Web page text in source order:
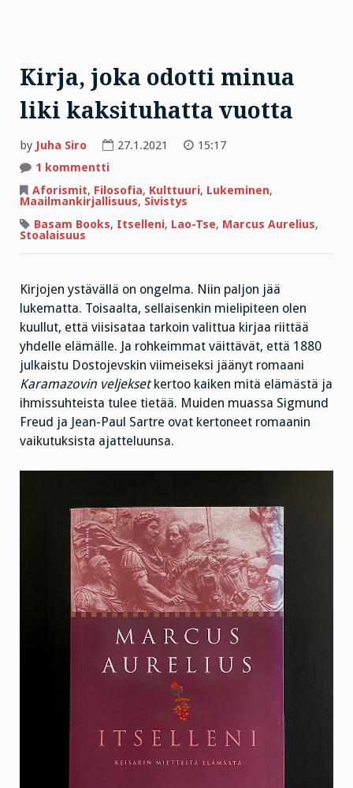
Kirja, joka odotti minua
liki kaksituhatta vuotta
by Juha Siro 27.1.2021
15:17
1 kommenttiartikkeliin
joka
odotti
minua
liki
kaksituhatta
Aforismit, Filosofia, Kulttuuri, Lukeminen,
Maailmankirjallisuus, Sivistys
Basam Books, Itselleni, Lao-Tse, Marcus Aurelius,
Stoalaisuus
Kirjojen ystävällä on ongelma. Niin paljon jää
lukematta. Toisaalta, sellaisenkin mielipiteen olen
kuullut, että viisisataa tarkoin valittua kirjaa riittää
yhdelle elämälle. Ja rohkeimmat väittävät, että 1880
julkaistu Dostojevskin viimeiseksi jäänyt romaani
Karamazovin veljeksetkertoo kaiken mitä elämästä ja
ihmissuhteista tulee tietää. Muiden muassa Sigmund
Freud ja Jean-Paul Sartre ovat kertoneet romaanin
vaikutuksista ajatteluunsa.